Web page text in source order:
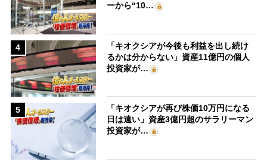
ーから“10…
4
「キオクシアが今後も利益を出し続け
るかは分からない」資産11億円の個人
投資家が…
5
「キオクシアが再び株価10万円になる
日は遠い」資産3億円超のサラリーマン
投資家が…